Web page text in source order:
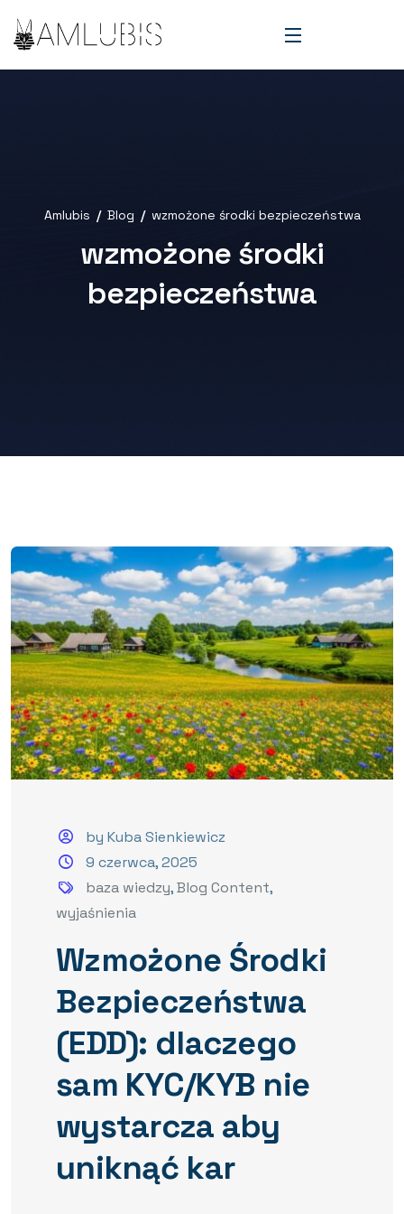
Amlubis Blog wzmożone środki bezpieczeństwa
wzmożone środki
bezpieczeństwa
by Kuba Sienkiewicz
9 czerwca, 2025
baza wiedzy,Blog Content,
wyjaśnienia
Wzmożone Środki
Bezpieczeństwa
(EDD): dlaczego
sam KYC/KYB nie
wystarcza aby
uniknąć kar